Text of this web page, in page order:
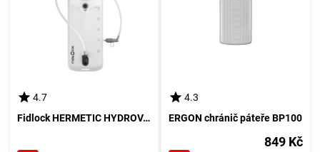
4.7
Fidlock HERMETIC HYDROVAK
4.3
ERGON chránič páteře BP100
849 Kč